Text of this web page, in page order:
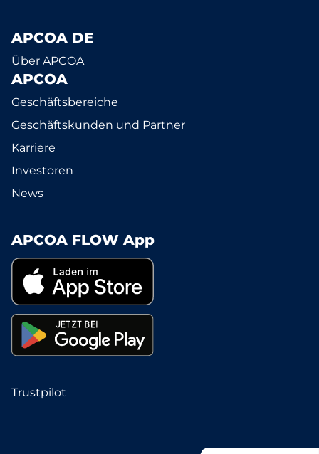
APCOA DE
Über APCOA
APCOA
Geschäftsbereiche
Geschäftskunden und Partner
Karriere
Investoren
News
APCOA FLOW App
Trustpilot